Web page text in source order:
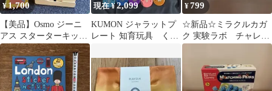
¥1,700
【美品】Osmo ジーニ
アス スターターキット
知育玩具 オズモ
iPad版
現在 ¥2,099
KUMON ジャラットプ
レート 知育玩具 くも
¥799
☆新品☆ミラクルカガ
ク 実験ラボ チャレン
ジ3年生